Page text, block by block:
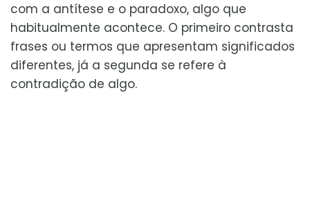
com a antítese e o paradoxo, algo que
habitualmente acontece. O primeiro contrasta
frases ou termos que apresentam significados
diferentes, já a segunda se refere à
contradição de algo.